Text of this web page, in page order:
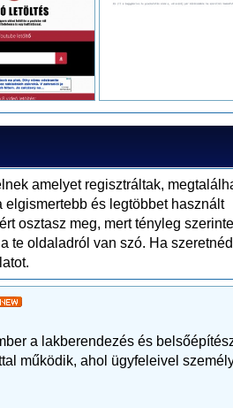
amelyet regisztráltak,
és legtöbbet használt
osztasz meg, mert tényleg
te oldaladról van szó. Ha
a lakberendezés és
működik, ahol ügyfeleivel